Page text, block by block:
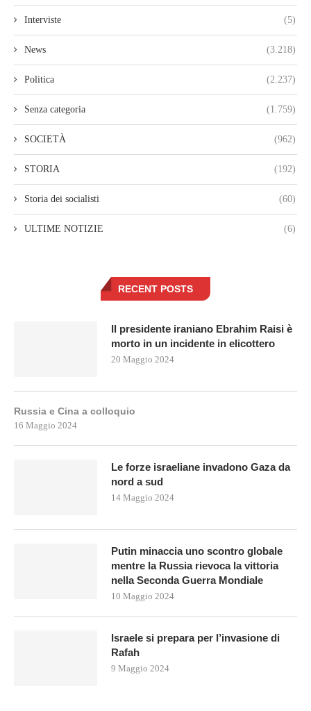
Interviste (5)
News (3.218)
Politica (2.237)
Senza categoria (1.759)
SOCIETÀ (962)
STORIA (192)
Storia dei socialisti (60)
ULTIME NOTIZIE (6)
RECENT POSTS
Il presidente iraniano Ebrahim Raisi è
morto in un incidente in elicottero
20 Maggio 2024
Russia e Cina a colloquio
16 Maggio 2024
Le forze israeliane invadono Gaza da
nord a sud
14 Maggio 2024
Putin minaccia uno scontro globale
mentre la Russia rievoca la vittoria
nella Seconda Guerra Mondiale
10 Maggio 2024
Israele si prepara per l’invasione di
Rafah
9 Maggio 2024